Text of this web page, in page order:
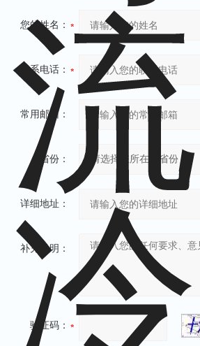
您的姓名：
联系电话：
常用邮箱：
省份：
详细地址：
补充说明：
验证码：